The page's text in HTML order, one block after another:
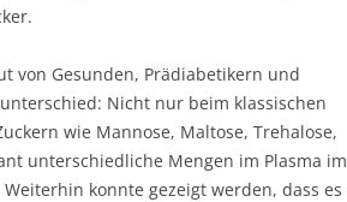
von Gesunden, Prädiabetikern und
Nicht nur beim klassischen
wie Mannose, Maltose, Trehalose,
unterschiedliche Mengen im Plasma im
konnte gezeigt werden, dass es